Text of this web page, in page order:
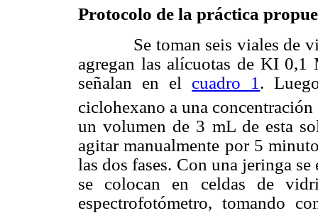
Protocolo de la práctica
Se toman seis viales de
agregan las alícuotas de KI 0,1
señalan en el cuadro 1 .
ciclohexano a una
un volumen de 3 mL de esta
agitar manualmente por 5
las dos fases. Con una jeringa
se colocan en celdas de
espectrofotómetro, tomando